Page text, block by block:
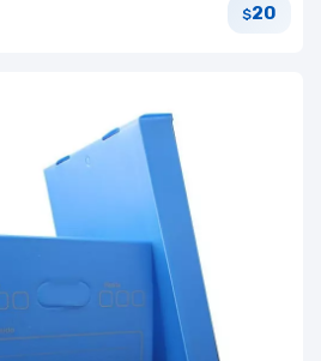
$20